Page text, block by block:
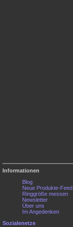
Informationen
Blog
Neue Produkte-Feed
Ringgröße messen
Newsletter
Über uns
Im Angedenken
Sozialenetze